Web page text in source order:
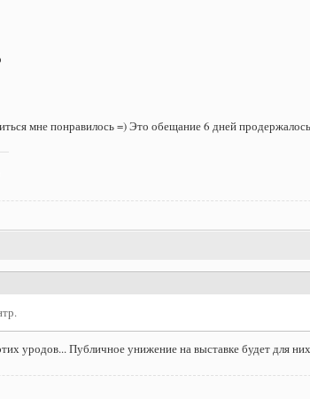
мне понравилось =) Это обещание 6 дней
уродов... Публичное унижение на выставке будет для